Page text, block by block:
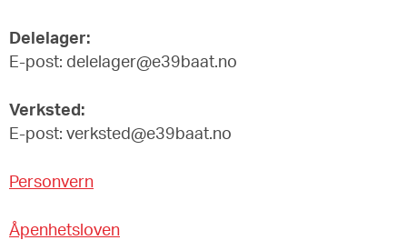
Delelager:
E-post: delelager@e39baat.no
Verksted:
E-post: verksted@e39baat.no
Personvern
Åpenhetsloven